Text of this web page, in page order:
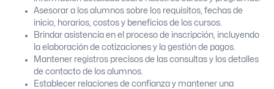
Asesorar a los alumnos sobre los requisitos, fechas de
inicio, horarios, costos y beneficios de los cursos.
Brindar asistencia en el proceso de inscripción, incluyendo
la elaboración de cotizaciones y la gestión de pagos.
Mantener registros precisos de las consultas y los detalles
de contacto de los alumnos.
Establecer relaciones de confianza y mantener una